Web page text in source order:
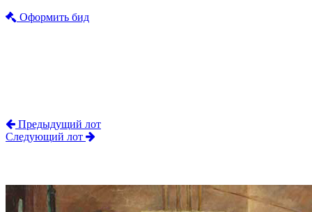
Оформить бид
Предыдущий лот
Следующий лот